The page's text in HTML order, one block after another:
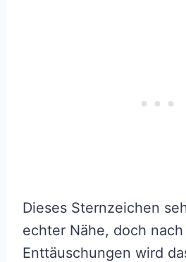
Dieses Sternzeichen
echter Nähe, doch nach
Enttäuschungen wird